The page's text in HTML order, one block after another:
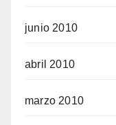
junio 2010
abril 2010
marzo 2010